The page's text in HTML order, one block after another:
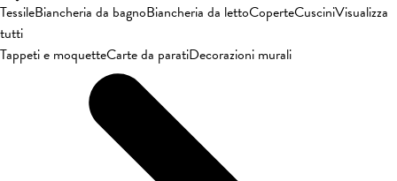
TessileBiancheria da bagnoBiancheria da lettoCoperteCusciniVisualizza
tutti
Tappeti e moquetteCarte da paratiDecorazioni murali